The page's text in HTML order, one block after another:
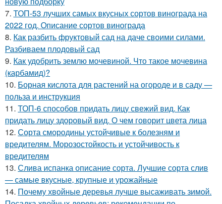
7. ТОП-53 лучших самых вкусных сортов винограда на
2022 год. Описание сортов винограда
8. Как разбить фруктовый сад на даче своими силами.
Разбиваем плодовый сад
9. Как удобрить землю мочевиной. Что такое мочевина
(карбамид)?
10. Борная кислота для растений на огороде и в саду —
польза и инструкция
11. ТОП-6 способов придать лицу свежий вид. Как
придать лицу здоровый вид. О чем говорит цвета лица
12. Сорта смородины устойчивые к болезням и
вредителям. Морозостойкость и устойчивость к
вредителям
13. Слива испанка описание сорта. Лучшие сорта слив
— самые вкусные, крупные и урожайные
14. Почему хвойные деревья лучше высаживать зимой.